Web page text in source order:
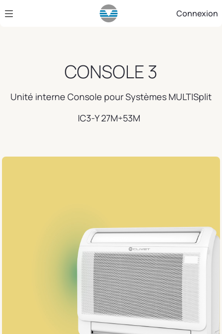
Saut au contenu principal Connexion
CONSOLE 3
Unité interne Console pour Systèmes MULTISplit
IC3-Y 27M÷53M